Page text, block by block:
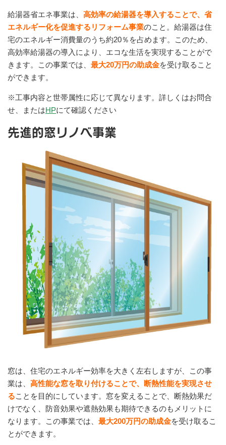
給湯器省エネ事業は、 高効率の給湯器を導入することで、省
エネルギー化を促進するリフォーム事業のこと。給湯器は住
宅のエネルギー消費量のうち約20％を占めます。このため、
高効率給湯器の導入により、エコな生活を実現することがで
きます。この事業では、 最大20万円の助成金を受け取ること
ができます。
※工事内容と世帯属性に応じて異なります。詳しくはお問合
せ、またはHPにて確認ください
先進的窓リノベ事業
窓は、住宅のエネルギー効率を大きく左右しますが、この事
業は、 高性能な窓を取り付けることで、断熱性能を実現させ
ることを目的にしています。窓を変えることで、断熱効果だ
けでなく、防音効果や遮熱効果も期待できるのもメリットに
なります。この事業では、 最大200万円の助成金を受け取るこ
とができます。